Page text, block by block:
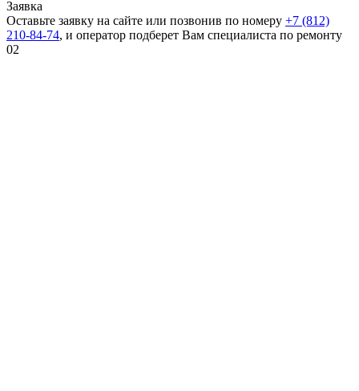
Заявка
Оставьте заявку на сайте или позвонив по номеру +7 (812)
210-84-74, и оператор подберет Вам специалиста по ремонту
02